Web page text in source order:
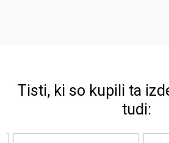
Tisti, ki so kupili ta
tudi: